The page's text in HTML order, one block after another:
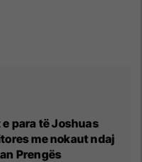
e para të Joshuas
me nokaut ndaj
Prengës